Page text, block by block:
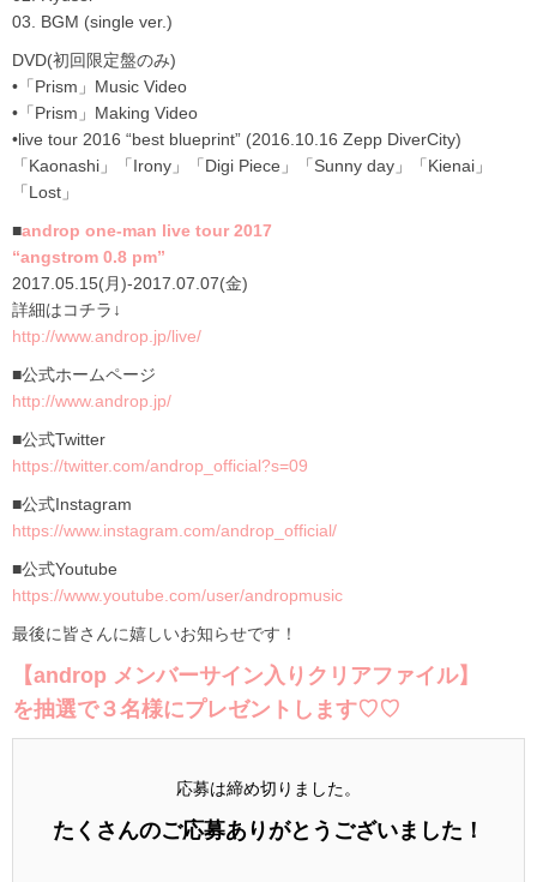
03. BGM (single ver.)
DVD(初回限定盤のみ)
•「Prism」Music Video
•「Prism」Making Video
•live tour 2016 “best blueprint” (2016.10.16 Zepp DiverCity)
「Kaonashi」「Irony」「Digi Piece」「Sunny day」「Kienai」
「Lost」
■androp one-man live tour 2017
“angstrom 0.8 pm”
2017.05.15(月)-2017.07.07(金)
詳細はコチラ↓
http://www.androp.jp/live/
■公式ホームページ
http://www.androp.jp/
■公式Twitter
https://twitter.com/androp_official?s=09
■公式Instagram
https://www.instagram.com/androp_official/
■公式Youtube
https://www.youtube.com/user/andropmusic
最後に皆さんに嬉しいお知らせです！
【androp メンバーサイン入りクリアファイル】
を抽選で３名様にプレゼントします♡♡
応募は締め切りました。
たくさんのご応募ありがとうございました！